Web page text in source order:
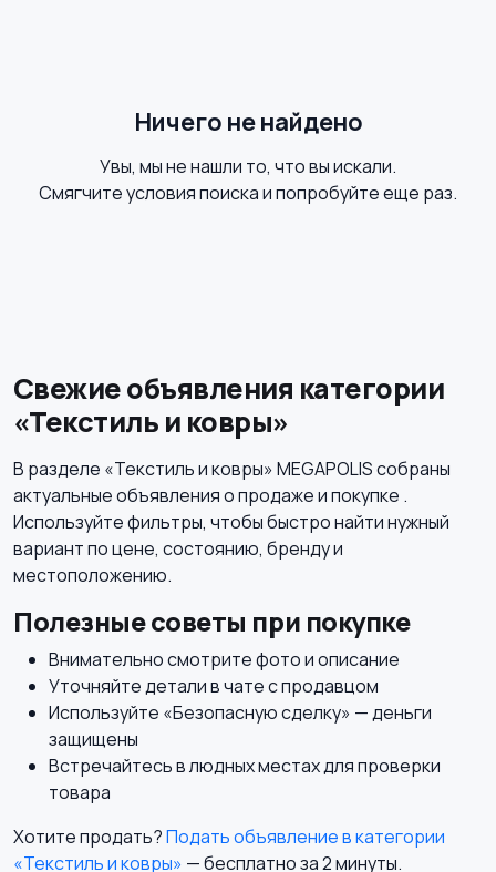
Шкафы и комоды4 Другое
Диваны и кресла
Ничего не найдено
Увы, мы не нашли то, что вы искали.
Смягчите условия поиска и попробуйте еще раз.
Свежие объявления категории
«Текстиль и ковры»
В разделе «Текстиль и ковры» MEGAPOLIS собраны
актуальные объявления о продаже и покупке .
Используйте фильтры, чтобы быстро найти нужный
вариант по цене, состоянию, бренду и
местоположению.
Полезные советы при покупке
Внимательно смотрите фото и описание
Уточняйте детали в чате с продавцом
Используйте «Безопасную сделку» — деньги
защищены
Встречайтесь в людных местах для проверки
товара
Хотите продать?Подать объявление в категории
«Текстиль и ковры» — бесплатно за 2 минуты.